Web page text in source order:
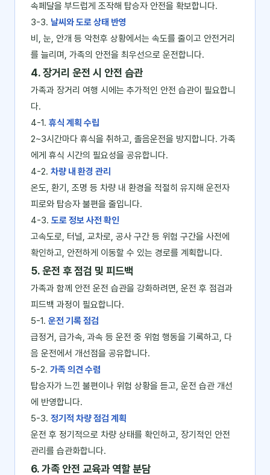
속페달을 부드럽게 조작해 탑승자 안전을 확보합니다.
3-3. 날씨와 도로 상태 반영
비, 눈, 안개 등 악천후 상황에서는 속도를 줄이고 안전거리
를 늘리며, 가족의 안전을 최우선으로 운전합니다.
4. 장거리 운전 시 안전 습관
가족과 장거리 여행 시에는 추가적인 안전 습관이 필요합니
다.
4-1. 휴식 계획 수립
2~3시간마다 휴식을 취하고, 졸음운전을 방지합니다. 가족
에게 휴식 시간의 필요성을 공유합니다.
4-2. 차량 내 환경 관리
온도, 환기, 조명 등 차량 내 환경을 적절히 유지해 운전자
피로와 탑승자 불편을 줄입니다.
4-3. 도로 정보 사전 확인
고속도로, 터널, 교차로, 공사 구간 등 위험 구간을 사전에
확인하고, 안전하게 이동할 수 있는 경로를 계획합니다.
5. 운전 후 점검 및 피드백
가족과 함께 안전 운전 습관을 강화하려면, 운전 후 점검과
피드백 과정이 필요합니다.
5-1. 운전 기록 점검
급정거, 급가속, 과속 등 운전 중 위험 행동을 기록하고, 다
음 운전에서 개선점을 공유합니다.
5-2. 가족 의견 수렴
탑승자가 느낀 불편이나 위험 상황을 듣고, 운전 습관 개선
에 반영합니다.
5-3. 정기적 차량 점검 계획
운전 후 정기적으로 차량 상태를 확인하고, 장기적인 안전
관리를 습관화합니다.
6. 가족 안전 교육과 역할 분담